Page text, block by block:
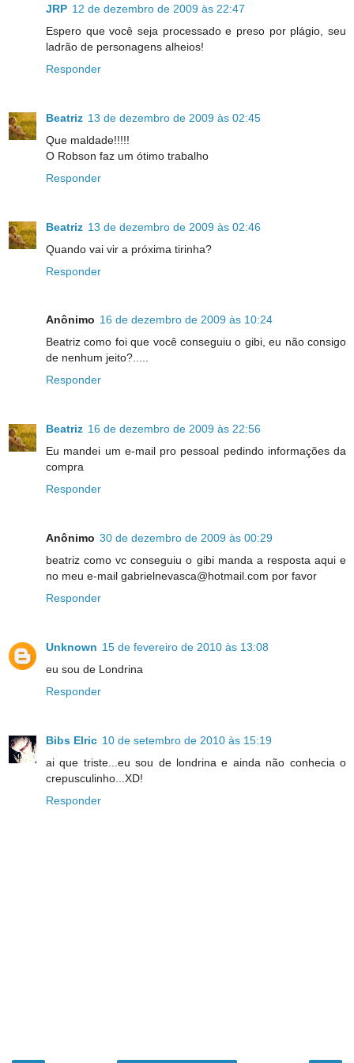
JRP 12 de dezembro de 2009 às 22:47
Espero que você seja processado e preso por plágio, seu
ladrão de personagens alheios!
Responder
Beatriz 13 de dezembro de 2009 às 02:45
Que maldade!!!!!
O Robson faz um ótimo trabalho
Responder
Beatriz 13 de dezembro de 2009 às 02:46
Quando vai vir a próxima tirinha?
Responder
Anônimo 16 de dezembro de 2009 às 10:24
Beatriz como foi que você conseguiu o gibi, eu não consigo
de nenhum jeito?.....
Responder
Beatriz 16 de dezembro de 2009 às 22:56
Eu mandei um e-mail pro pessoal pedindo informações da
compra
Responder
Anônimo 30 de dezembro de 2009 às 00:29
beatriz como vc conseguiu o gibi manda a resposta aqui e
no meu e-mail gabrielnevasca@hotmail.com por favor
Responder
Unknown 15 de fevereiro de 2010 às 13:08
eu sou de Londrina
Responder
Bibs Elric 10 de setembro de 2010 às 15:19
ai que triste...eu sou de londrina e ainda não conhecia o
crepusculinho...XD!
Responder